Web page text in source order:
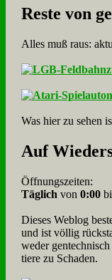
Re­ste von
Alles muß raus:
Was hier zu sehen
Auf
Öffnungszeiten:
Täglich von 0:00
Dieses Weblog
und ist völlig
weder
tiere zu Scha­den.